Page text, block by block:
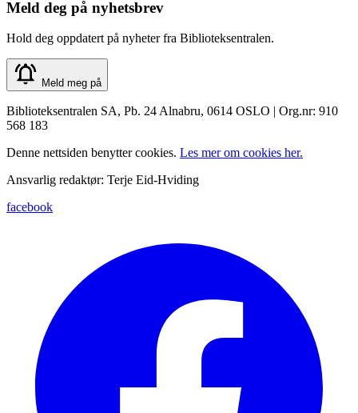
Meld deg på nyhetsbrev
Hold deg oppdatert på nyheter fra Biblioteksentralen.
Meld meg på
Biblioteksentralen SA, Pb. 24 Alnabru, 0614 OSLO | Org.nr: 910
568 183
Denne nettsiden benytter cookies. Les mer om cookies her.
Ansvarlig redaktør: Terje Eid-Hviding
facebook